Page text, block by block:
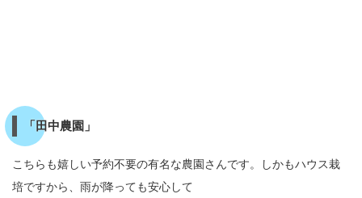
「田中農園」
こちらも嬉しい予約不要の有名な農園さんです。しかもハウス栽
培ですから、雨が降っても安心して